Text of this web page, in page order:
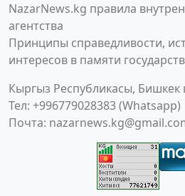
NazarNews.kg правила
агентства
Принципы справедливости,
интересов в памяти
Кыргыз Республикасы,
Тел: +996779028383 (Whatsapp)
Почта: